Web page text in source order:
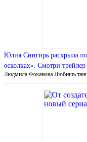
Юлия Снигирь раскрыла
осколках». Смотри трейлер
Людмила Фоканова Любишь